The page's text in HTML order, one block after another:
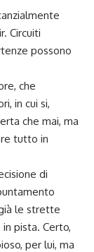
Circuiti
possono
che
in cui si,
che mai, ma
tutto in
di
le strette
pista. Certo,
per lui, ma